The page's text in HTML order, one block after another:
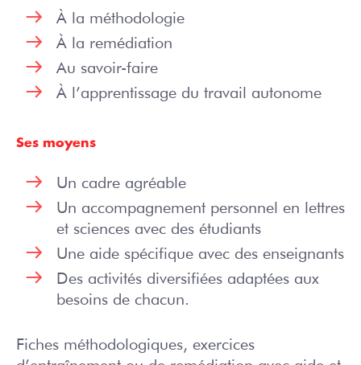
À la méthodologie
À la remédiation
Au savoir-faire
À l’apprentissage du travail autonome
Ses moyens
Un cadre agréable
Un accompagnement personnel en lettres
et sciences avec des étudiants
Une aide spécifique avec des enseignants
Des activités diversifiées adaptées aux
besoins de chacun.
Fiches méthodologiques, exercices